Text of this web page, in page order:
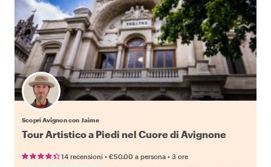
Scopri Avignon con Jaime
Tour Artistico a Piedi nel Cuore di Avignone
14 recensioni • €50.00 a persona • 3 ore